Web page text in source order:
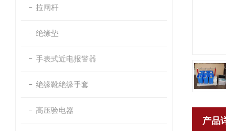
拉闸杆
绝缘垫
手表式近电报警器
绝缘靴绝缘手套
高压验电器
产品